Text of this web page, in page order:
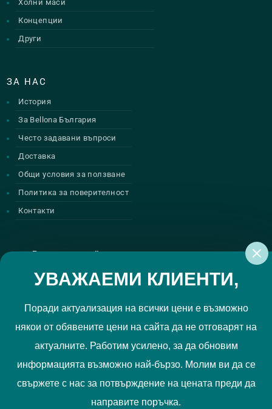
УВАЖАЕМИ КЛИЕНТИ,
Поради актуализация на всички цени е възможно
някои от обявените цени на сайта да не отговарят на
актуалните. Работим усилено, за да обновим
информацията възможно най-бързо. Молим ви да се
свържете с нас за потвърждение на цената преди да
направите поръчка.
Холни маси
Концепции
Други
ЗА НАС
История
За Bellona България
Често задавани въпроси
Доставка
Общи условия за ползване
Политика за поверителност
Контакти
Регистрирай се за нашите атрактивни
Прочетох и приемам Политиката за поверителност
РЕГИСТРИРАЙ МЕ
Ние използваме "бисквитки", за да Ви осигурим по-добро